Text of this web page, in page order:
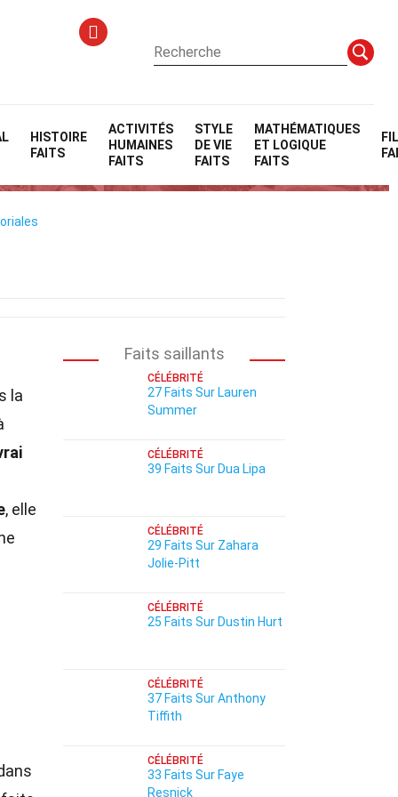
HISTOIRE
FAITS
ACTIVITÉS
HUMAINES
FAITS
STYLE
DE VIE
FAITS
MATHÉMATIQUES
ET LOGIQUE
FAITS
la
, elle
Faits saillants
CÉLÉBRITÉ
27 Faits Sur Lauren
Summer
CÉLÉBRITÉ
39 Faits Sur Dua Lipa
CÉLÉBRITÉ
29 Faits Sur Zahara
Jolie-Pitt
CÉLÉBRITÉ
25 Faits Sur Dustin Hurt
CÉLÉBRITÉ
37 Faits Sur Anthony
Tiffith
CÉLÉBRITÉ
33 Faits Sur Faye
Resnick